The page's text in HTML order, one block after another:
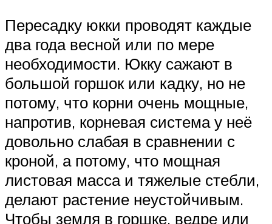
Пересадку юкки проводят каждые
два года весной или по мере
необходимости. Юкку сажают в
большой горшок или кадку, но не
потому, что корни очень мощные,
напротив, корневая система у неё
довольно слабая в сравнении с
кроной, а потому, что мощная
листовая масса и тяжелые стебли,
делают растение неустойчивым.
Чтобы земля в горшке, ведре или